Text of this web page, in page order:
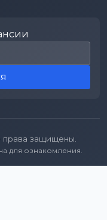
защищены.
для ознакомления.